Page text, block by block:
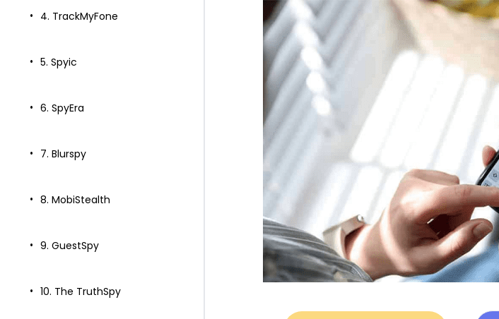
4. TrackMyFone
5. Spyic
6. SpyEra
7. Blurspy
8. MobiStealth
9. GuestSpy
10. The TruthSpy